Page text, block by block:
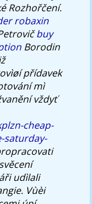
Rozhořčení.
robaxin
buy
Borodin
přídavek
mì
vždyť
cheap-
saturday-
udìlali
Vùèi